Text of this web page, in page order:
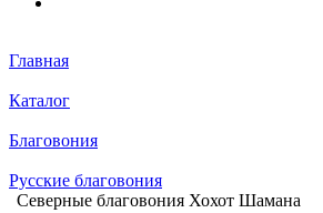
Главная
Каталог
Благовония
Русские благовония
Северные благовония Хохот Шамана